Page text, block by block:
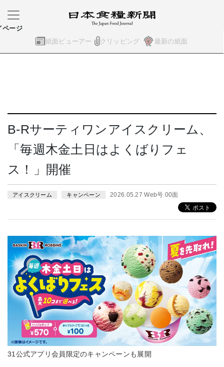
紙面ビューアー クリッピング 最新の紙面
ページ
B-Rサーティワンアイスクリーム、
「毎週木金土日はよくばりフェ
ス！」開催
アイスクリーム キャンペーン 2026.05.27 Web号 00面
31公式アプリ会員限定のキャンペーンも展開